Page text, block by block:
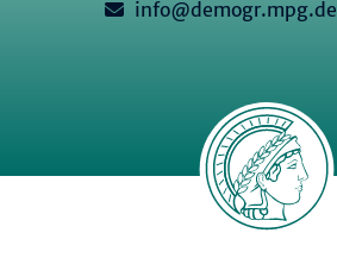
info@demogr.mpg.de